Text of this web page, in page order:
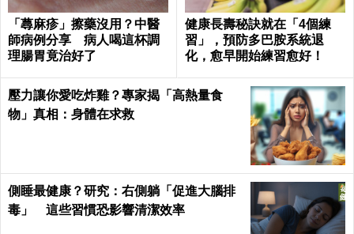
「蕁麻疹」擦藥沒用？中醫
師病例分享 病人喝這杯調
理腸胃竟治好了
健康長壽秘訣就在「4個練
習」，預防多巴胺系統退
化，愈早開始練習愈好！
壓力讓你愛吃炸雞？專家揭「高熱量食
物」真相：身體在求救
側睡最健康？研究：右側躺「促進大腦排
毒」 這些習慣恐影響清潔效率